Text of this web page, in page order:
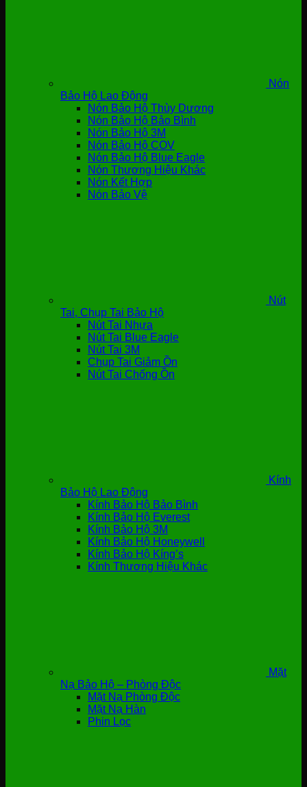
Nón
Bảo Hộ Lao Động
Nón Bảo Hộ Thùy Dương
Nón Bảo Hộ Bảo Bình
Nón Bảo Hộ 3M
Nón Bảo Hộ COV
Nón Bảo Hộ Blue Eagle
Nón Thương Hiệu Khác
Nón Kết Hợp
Nón Bảo Vệ
Nút
Tai, Chụp Tai Bảo Hộ
Nút Tai Nhựa
Nút Tai Blue Eagle
Nút Tai 3M
Chụp Tai Giảm Ồn
Nút Tai Chống Ồn
Kính
Bảo Hộ Lao Động
Kính Bảo Hộ Bảo Bình
Kính Bảo Hộ Everest
Kính Bảo Hộ 3M
Kính Bảo Hộ Honeywell
Kính Bảo Hộ Kíng’s
Kính Thương Hiệu Khác
Mặt
Nạ Bảo Hộ – Phòng Độc
Mặt Nạ Phòng Độc
Mặt Nạ Hàn
Phin Lọc